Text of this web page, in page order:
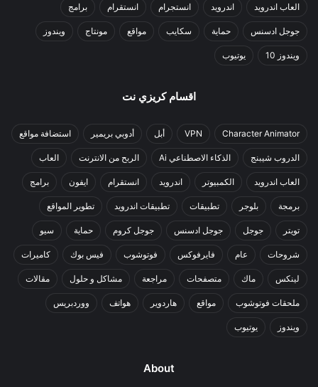
العاب اندرويد اندرويد انستجرام انستقرام برامج
جوجل ادسنس حماية سكايب مواقع مونتاج ويندوز
ويندوز 10 يوتيوب
اقسام كريزي نت
Character Animator
VPN أبل أدوبي بريمير استضافة مواقع
الدروب شيبنج الذكاء الاصطناعي Ai الربح من الانترنت العاب
العاب اندرويد الكمبيوتر اندرويد انستقرام ايفون برامج
برمجة بلوجر تطبيقات تطبيقات اندرويد تطوير المواقع
تويتر جوجل جوجل ادسنس جوجل كروم حماية سيو
شروحات عام فايرفوكس فوتوشوب فيس بوك كاميرات
لينكس ماك متصفحات مراجعة مشاكل و حلول مقالات
ملحقات فوتوشوب مواقع هاردوير هواتف ووردبريس
ويندوز يوتيوب
About